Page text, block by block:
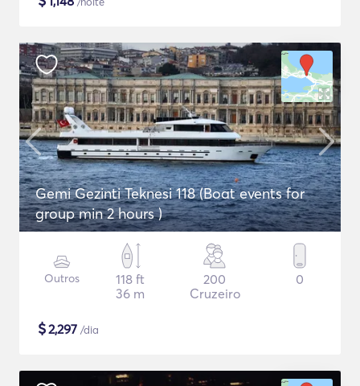
Gemi Gezinti Teknesi 118 (Boat events for
group min 2 hours )
Outros
118 ft
36 m
200
Cruzeiro
0
$2,297 /dia